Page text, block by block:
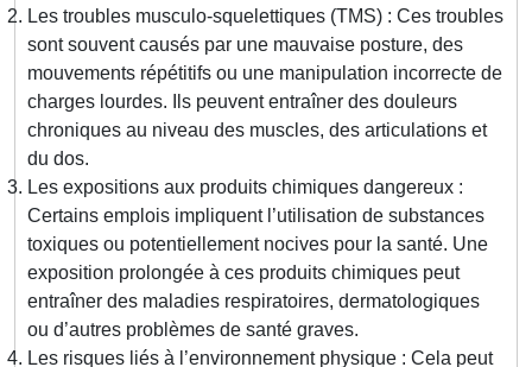
Les troubles musculo-squelettiques (TMS) : Ces troubles
sont souvent causés par une mauvaise posture, des
mouvements répétitifs ou une manipulation incorrecte de
charges lourdes. Ils peuvent entraîner des douleurs
chroniques au niveau des muscles, des articulations et
du dos.
Les expositions aux produits chimiques dangereux :
Certains emplois impliquent l’utilisation de substances
toxiques ou potentiellement nocives pour la santé. Une
exposition prolongée à ces produits chimiques peut
entraîner des maladies respiratoires, dermatologiques
ou d’autres problèmes de santé graves.
Les risques liés à l’environnement physique : Cela peut